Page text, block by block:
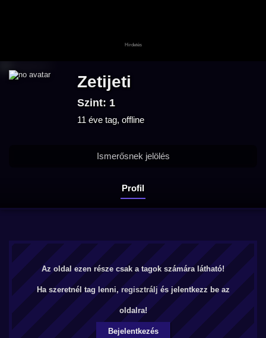
Zetijeti
Szint: 1
11 éve tag, offline
Profil
Ismerősnek jelölés
Az oldal ezen része csak a tagok számára látható!
Ha szeretnél tag lenni, regisztrálj és jelentkezz be az
oldalra!
Bejelentkezés